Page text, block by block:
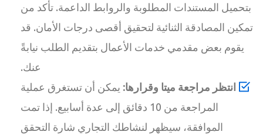
بتحميل المستندات المطلوبة والروابط الداعمة. تأكد من
تمكين المصادقة الثنائية لتحقيق أقصى درجات الأمان. قد
يقوم بعض مقدمي خدمات الأعمال بتقديم الطلب نيابةً
عنك.
انتظر مراجعة ميتا وقرارها: يمكن أن تستغرق عملية
المراجعة من 10 دقائق إلى عدة أسابيع. إذا تمت
الموافقة، سيظهر لنشاطك التجاري شارة التحقق